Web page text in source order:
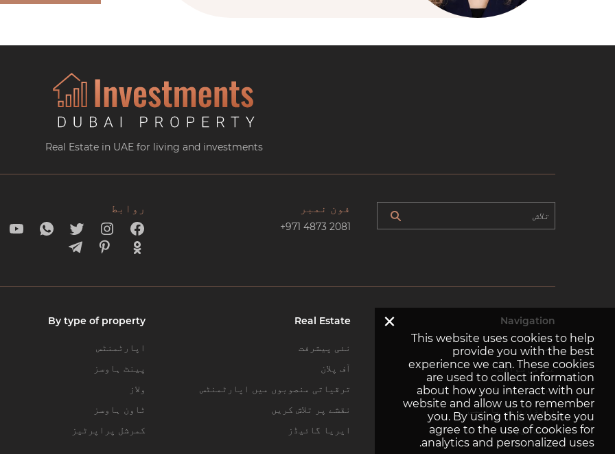
Real Estate in UAE for living and investments
فون نمبر
+971 4873 2081
روابط
Navigation
گھر
عمومی سوالات
ہم سے رابطہ کریں
رازداری کی پالیسی
سائٹ میپ
Real Estate
نئی پیشرفت
آف پلان
ترقیاتی منصوبوں میں اپارٹمنٹس
نقشے پر تلاش کریں
ایریا گائیڈز
By type of property
اپارٹمنٹس
پینٹ ہاوسز
ولاز
ٹاون ہاوسز
کمرشل پراپرٹیز
×
This website uses cookies to help
provide you with the best
experience we can. These cookies
are used to collect information
about how you interact with our
website and allow us to remember
you. By using this website you
agree to the use of cookies for
analytics and personalized uses.